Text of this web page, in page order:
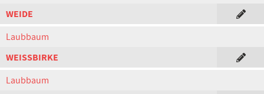
WEIDE
Laubbaum
WEISSBIRKE
Laubbaum